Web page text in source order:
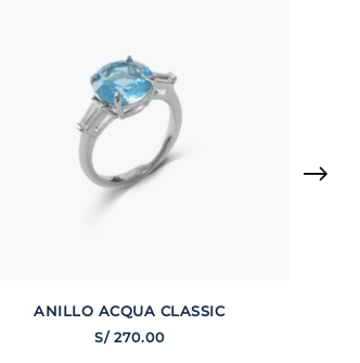
ANILLO ACQUA CLASSIC
S/ 270.00